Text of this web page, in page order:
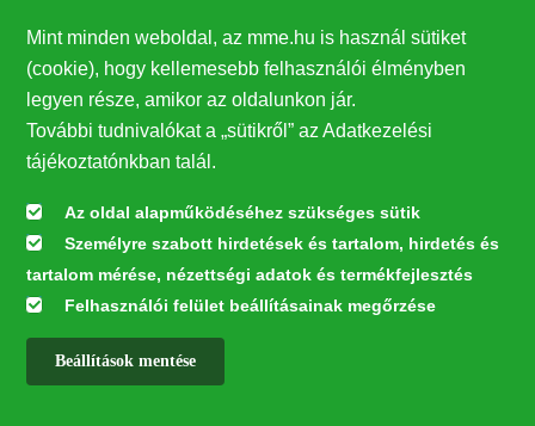
27224
Hírlevél feliratkozás
Értesüljön elsőként legfrissebb híreinkről, eseményeinkről!
Feliratkozás
Mint minden weboldal, az mme.hu is használ sütiket
(cookie), hogy kellemesebb felhasználói élményben
legyen része, amikor az oldalunkon jár.
További tudnivalókat a „sütikről” az Adatkezelési
tájékoztatónkban talál.
Az oldal alapműködéséhez szükséges sütik
Személyre szabott hirdetések és tartalom, hirdetés és
tartalom mérése, nézettségi adatok és termékfejlesztés
Felhasználói felület beállításainak megőrzése
Beállítások mentése